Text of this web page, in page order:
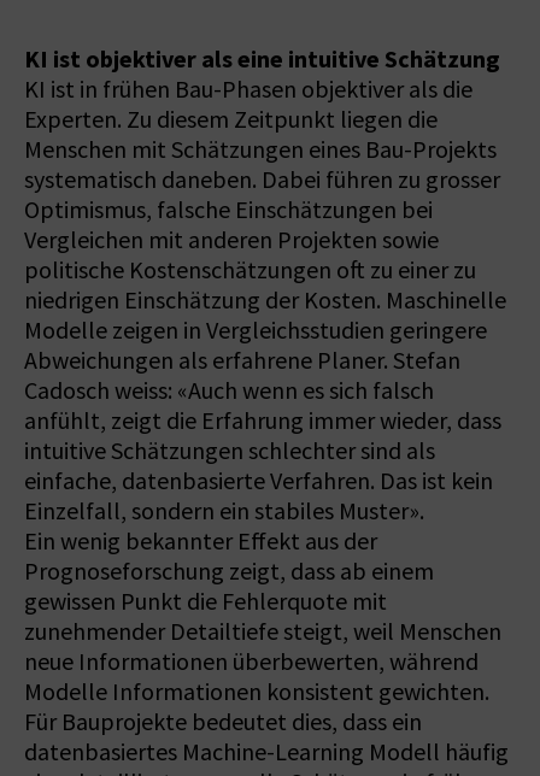
KI ist objektiver als eine intuitive Schätzung
KI ist in frühen Bau-Phasen objektiver als die
Experten. Zu diesem Zeitpunkt liegen die
Menschen mit Schätzungen eines Bau-Projekts
systematisch daneben. Dabei führen zu grosser
Optimismus, falsche Einschätzungen bei
Vergleichen mit anderen Projekten sowie
politische Kostenschätzungen oft zu einer zu
niedrigen Einschätzung der Kosten. Maschinelle
Modelle zeigen in Vergleichsstudien geringere
Abweichungen als erfahrene Planer. Stefan
Cadosch weiss: «Auch wenn es sich falsch
anfühlt, zeigt die Erfahrung immer wieder, dass
intuitive Schätzungen schlechter sind als
einfache, datenbasierte Verfahren. Das ist kein
Einzelfall, sondern ein stabiles Muster».
Ein wenig bekannter Effekt aus der
Prognoseforschung zeigt, dass ab einem
gewissen Punkt die Fehlerquote mit
zunehmender Detailtiefe steigt, weil Menschen
neue Informationen überbewerten, während
Modelle Informationen konsistent gewichten.
Für Bauprojekte bedeutet dies, dass ein
datenbasiertes Machine-Learning Modell häufig